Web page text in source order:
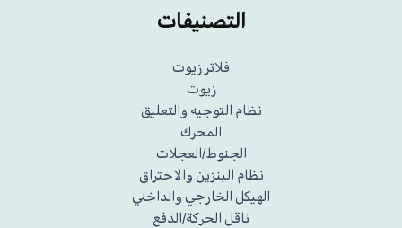
التصنيفات
فلاتر زيوت
زيوت
نظام التوجيه والتعليق
المحرك
الجنوط/العجلات
نظام البنزين والاحتراق
الهيكل الخارجي والداخلي
ناقل الحركة/الدفع